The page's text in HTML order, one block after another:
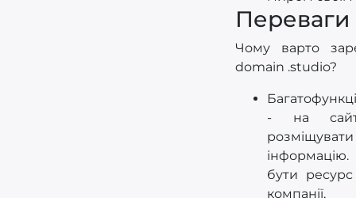
Переваги
Чому варто
domain .studio?
- на
бути ресурс
компанії,